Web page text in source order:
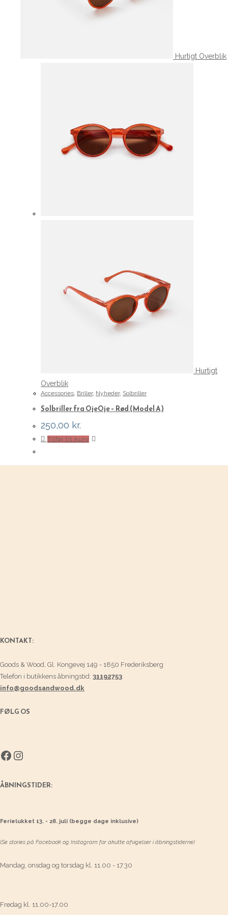
Hurtigt Overblik
Hurtigt
Overblik
Accessories, Briller, Nyheder, Solbriller
Solbriller fra OjeOje – Rød (Model A)
250,00 kr.
Tilføj til kurv
KONTAKT:
Goods & Wood, Gl. Kongevej 149 - 1850 Frederiksberg
Telefon i butikkens åbningstid: 31192753
info@goodsandwood.dk
FØLG OS
Facebook
Instagram
ÅBNINGSTIDER:
Ferielukket 13. - 28. juli (begge dage inklusive)
(Se stories på Facebook og Instagram for akutte afvigelser i åbningstiderne)
Mandag, onsdag og torsdag kl. 11.00 - 17.30
Fredag kl. 11.00-17.00